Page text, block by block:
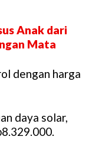
Anak dari
Mata
dengan harga
daya solar,